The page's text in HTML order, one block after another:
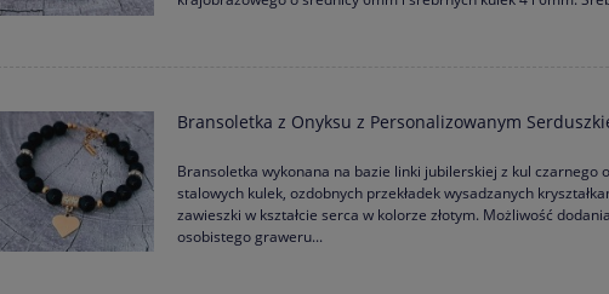
Bransoletka z Onyksu z Personalizowanym
Bransoletka wykonana na bazie linki jubilerskiej z kul czarnego
stalowych kulek, ozdobnych przekładek wysadzanych
zawieszki w kształcie serca w kolorze złotym. Możliwość dodania
osobistego graweru...